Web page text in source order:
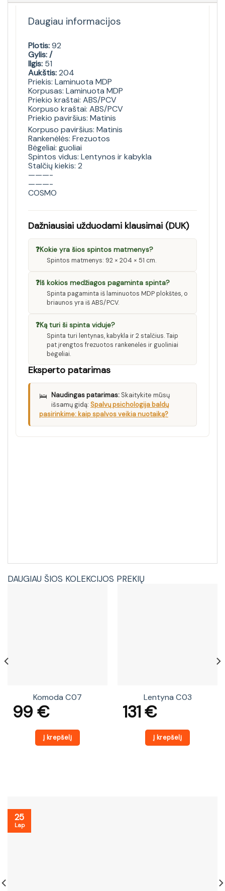
Daugiau informacijos
Plotis:92
Gylis: /
Ilgis: 51
Aukštis:204
Priekis: Laminuota MDP
Korpusas: Laminuota MDP
Priekio kraštai: ABS/PCV
Korpuso kraštai: ABS/PCV
Priekio paviršius: Matinis
Korpuso paviršius: Matinis
Rankenėlės: Frezuotos
Bėgeliai: guoliai
Spintos vidus: Lentynos ir kabykla
Stalčių kiekis: 2
———-
———-
COSMO
Dažniausiai užduodami klausimai (DUK)
❓Kokie yra šios spintos matmenys?
Spintos matmenys: 92 × 204 × 51 cm.
❓Iš kokios medžiagos pagaminta spinta?
Spinta pagaminta iš laminuotos MDP plokštės, o
briaunos yra iš ABS/PCV.
❓Ką turi ši spinta viduje?
Spinta turi lentynas, kabykla ir 2 stalčius. Taip
pat įrengtos frezuotos rankenėlės ir guoliniai
bėgeliai.
Eksperto patarimas
🛌 Naudingas patarimas: Skaitykite mūsų
išsamų gidą: Spalvų psichologija baldų
pasirinkime: kaip spalvos veikia nuotaiką?
DAUGIAU ŠIOS KOLEKCIJOS PREKIŲ
Komoda C07
99 €
Į krepšelį
Lentyna C03
131€
Į krepšelį
25
Lap